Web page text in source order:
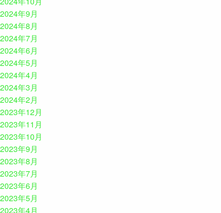
2024年9月
2024年8月
2024年7月
2024年6月
2024年5月
2024年4月
2024年3月
2024年2月
2023年12月
2023年11月
2023年10月
2023年9月
2023年8月
2023年7月
2023年6月
2023年5月
2023年4月